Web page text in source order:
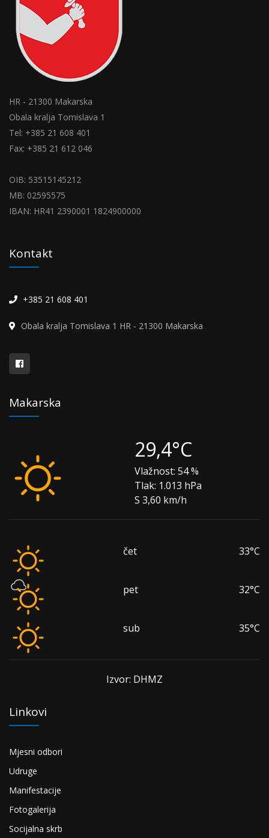
HR - 21300 Makarska
Obala kralja Tomislava 1
Tel: +385 21 608 401
Fax: +385 21 612 046
OIB: 53515145212
MB: 02595575
IBAN: HR41 2390001 1824900000
Kontakt
+385 21 608 401
Obala kralja Tomislava 1 HR - 21300 Makarska
Makarska
29,4°C
Vlažnost: 54 %
Tlak: 1.013 hPa
S 3,60 km/h
čet 33°C
pet 32°C
sub 35°C
Izvor: DHMZ
Linkovi
Mjesni odbori
Udruge
Manifestacije
Fotogalerija
Socijalna skrb